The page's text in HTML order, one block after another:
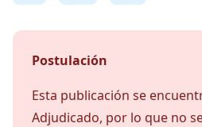
Postulación
Esta publicación se
Adjudicado, por lo que no